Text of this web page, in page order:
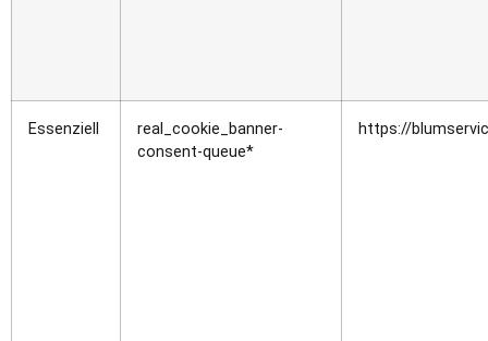
Essenziell
real_cookie_banner-
consent-queue*
https://